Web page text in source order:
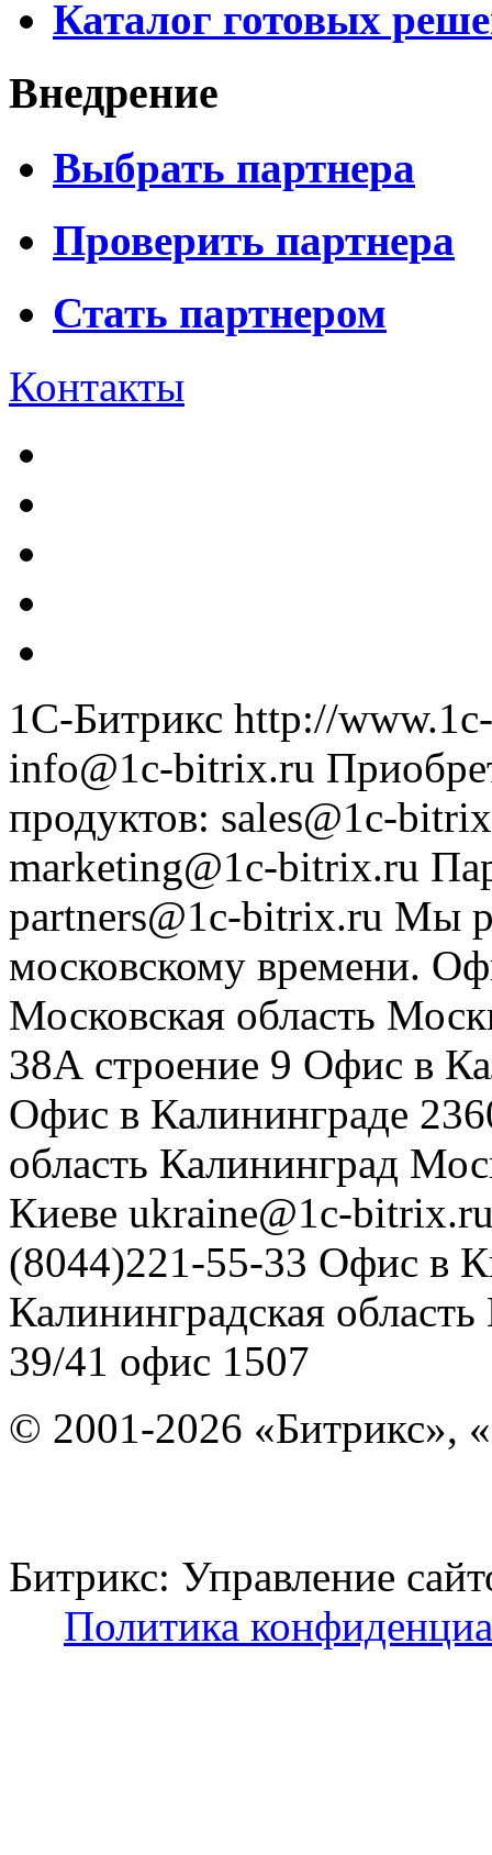
Каталог готовых
Внедрение
Выбрать партнера
Проверить партнера
Стать партнером
Контакты
1С-Битрикс http://
info@1c-bitrix.ru
продуктов: sales@1c-
marketing@1c-bitrix.ru
partners@1c-bitrix.ru Мы
московскому времени.
Московская область
38А строение 9 Офис в
Офис в Калининграде
область Калининград
Киеве ukraine@1c-
(8044)221-55-33 Офис в
Калининградская область
39/41 офис 1507
© 2001-2026 «Битрикс»,
Битрикс: Управление
Политика